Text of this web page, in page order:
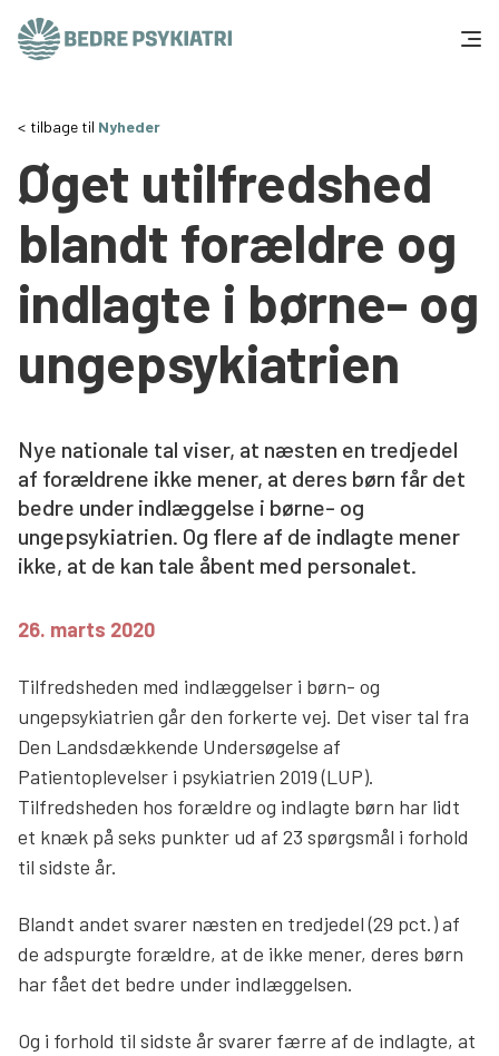
Tal og fakta
Om os
Vær med
Presse og politik
Søg
tilbage til Nyheder
Øget utilfredshed
blandt forældre og
indlagte i børne- og
ungepsykiatrien
Nye nationale tal viser, at næsten en tredjedel
af forældrene ikke mener, at deres børn får det
bedre under indlæggelse i børne- og
ungepsykiatrien. Og flere af de indlagte mener
ikke, at de kan tale åbent med personalet.
26. marts 2020
Tilfredsheden med indlæggelser i børn- og
ungepsykiatrien går den forkerte vej. Det viser tal fra
Den Landsdækkende Undersøgelse af
Patientoplevelser i psykiatrien 2019 (LUP).
Tilfredsheden hos forældre og indlagte børn har lidt
et knæk på seks punkter ud af 23 spørgsmål i forhold
til sidste år.
Blandt andet svarer næsten en tredjedel (29 pct.) af
de adspurgte forældre, at de ikke mener, deres børn
har fået det bedre under indlæggelsen.
Og i forhold til sidste år svarer færre af de indlagte, at